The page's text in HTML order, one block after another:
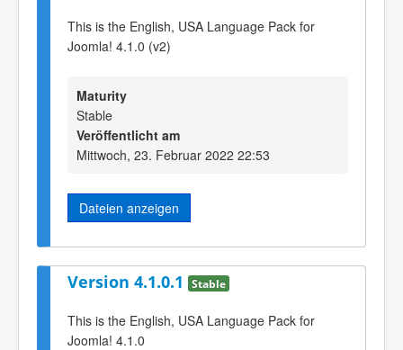
This is the English, USA Language Pack for
Joomla! 4.1.0 (v2)
Maturity
Stable
Veröffentlicht am
Mittwoch, 23. Februar 2022 22:53
Dateien anzeigen
Version 4.1.0.1 Stable
This is the English, USA Language Pack for
Joomla! 4.1.0